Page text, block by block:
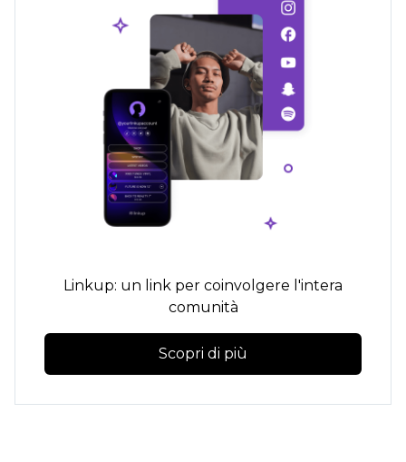
Linkup: un link per coinvolgere l'intera
comunità
Scopri di più